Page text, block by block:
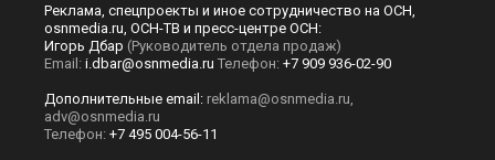
Реклама, спецпроекты и иное сотрудничество на ОСН,
osnmedia.ru, ОСН-ТВ и пресс-центре ОСН:
Игорь Дбар (Руководитель отдела продаж)
Email: i.dbar@osnmedia.ru Телефон: +7 909 936-02-90
Дополнительные email: reklama@osnmedia.ru
adv@osnmedia.ru
Телефон: +7 495 004-56-11